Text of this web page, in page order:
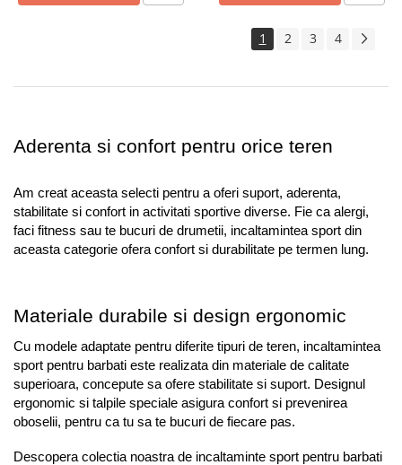
1 2 3 4
Aderenta si confort pentru orice teren
Am creat aceasta selecti pentru a oferi suport, aderenta,
stabilitate si confort in activitati sportive diverse. Fie ca alergi,
faci fitness sau te bucuri de drumetii, incaltamintea sport din
aceasta categorie ofera confort si durabilitate pe termen lung.
Materiale durabile si design ergonomic
Cu modele adaptate pentru diferite tipuri de teren, incaltamintea
sport pentru barbati este realizata din materiale de calitate
superioara, concepute sa ofere stabilitate si suport. Designul
ergonomic si talpile speciale asigura confort si prevenirea
oboselii, pentru ca tu sa te bucuri de fiecare pas.
Descopera colectia noastra de incaltaminte sport pentru barbati